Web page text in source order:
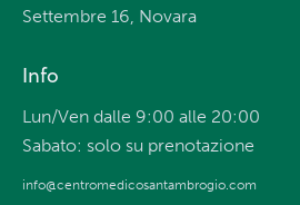
Settembre 16, Novara
Info
Lun/Ven dalle 9:00 alle 20:00
Sabato: solo su prenotazione
info@centromedicosantambrogio.com